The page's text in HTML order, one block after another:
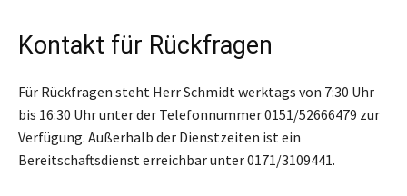
Kontakt für Rückfragen
Für Rückfragen steht Herr Schmidt werktags von 7:30 Uhr
bis 16:30 Uhr unter der Telefonnummer 0151/52666479 zur
Verfügung. Außerhalb der Dienstzeiten ist ein
Bereitschaftsdienst erreichbar unter 0171/3109441.